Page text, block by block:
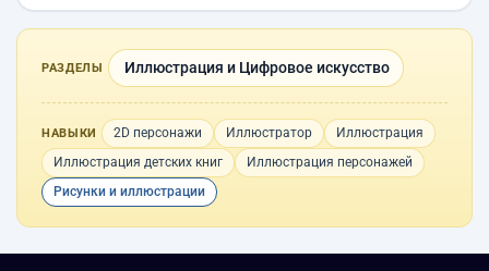
РАЗДЕЛЫ Иллюстрация и Цифровое искусство
НАВЫКИ 2D персонажи Иллюстратор
Иллюстрация
Иллюстрация детских книг
Иллюстрация персонажей
Рисунки и иллюстрации